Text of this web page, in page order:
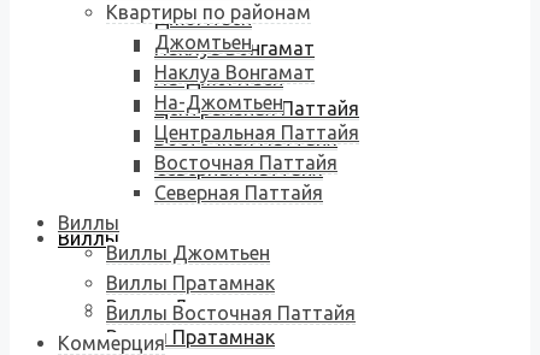
Джомтьен
Наклуа Вонгамат
На-Джомтьен
Центральная Паттайя
Восточная Паттайя
Северная Паттайя
Виллы
Виллы Джомтьен
Виллы Пратамнак
Квартиры по районам
Джомтьен
Наклуа Вонгамат
На-Джомтьен
Центральная Паттайя
Восточная Паттайя
Северная Паттайя
Виллы
Виллы Джомтьен
Виллы Пратамнак
Виллы Восточная Паттайя
Коммерция